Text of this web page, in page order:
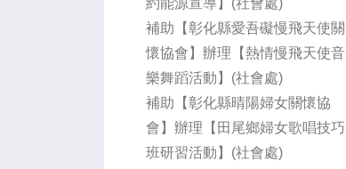
約能源宣導】(社會處)
補助【彰化縣愛吾礙慢飛天使關
懷協會】辦理【熱情慢飛天使音
樂舞蹈活動】(社會處)
補助【彰化縣晴陽婦女關懷協
會】辦理【田尾鄉婦女歌唱技巧
班研習活動】(社會處)